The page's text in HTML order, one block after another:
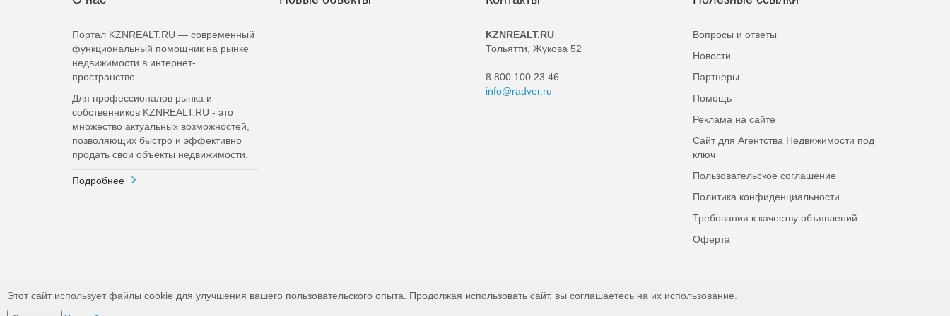
Портал KZNREALT.RU — современный
функциональный помощник на рынке
недвижимости в интернет-
пространстве.
Для профессионалов рынка и
собственников KZNREALT.RU - это
множество актуальных возможностей,
позволяющих быстро и эффективно
продать свои объекты недвижимости.
Подробнее
KZNREALT.RU
Тольятти, Жукова 52
8 800 100 23 46
info@radver.ru
Вопросы и ответы
Новости
Партнеры
Помощь
Реклама на сайте
Сайт для Агентства Недвижимости под
ключ
Пользовательское соглашение
Политика конфиденциальности
Требования к качеству объявлений
Оферта
Этот сайт использует файлы cookie для улучшения вашего пользовательского опыта. Продолжая использовать сайт, вы соглашаетесь на их использование.